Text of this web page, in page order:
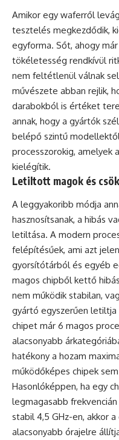
Amikor egy waferről
tesztelés megkezdődik,
egyforma. Sőt, ahogy
tökéletesség rendkívül
nem feltétlenül válnak
művészete abban rejlik,
darabokból is értéket
annak, hogy a gyártók
belépő szintű
processzorokig, amelyek
kielégítik.
Letiltott magok és
A leggyakoribb módja
hasznosítsanak, a hibás
letiltása. A modern
felépítésűek, ami azt
gyorsítótárból és egyéb
magos chipből kettő
nem működik stabilan,
gyártó egyszerűen
chipet már 6 magos
alacsonyabb
hatékony a hozam
működőképes chipek
Hasonlóképpen, ha egy
legmagasabb
stabil 4,5 GHz-en, akkor
alacsonyabb órajelre